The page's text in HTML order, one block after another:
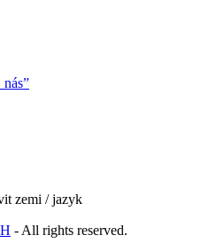
zemi / jazyk
- All rights reserved.